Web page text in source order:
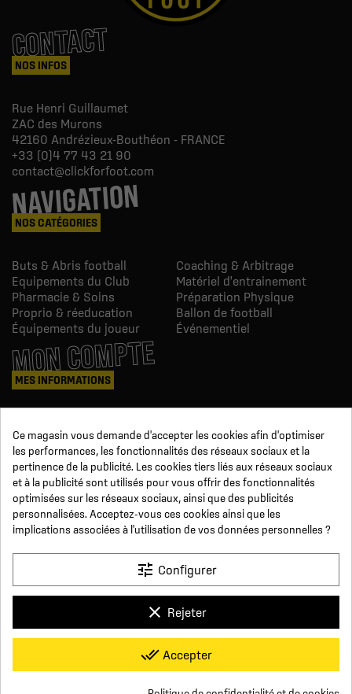
CONTACT
NOS INFOS
Rue Henri Guillaumet
ZAC des Murons
42160 Andrézieux-Bouthéon - FRANCE
+33 (0)4 77 43 21 90
contact@clickforfoot.com
NAVIGATION
NOS CATÉGORIES
Buts & Abris football
Coaching & Arbitrage
Equipements du Club
Matériel d'entrainement
Pharmacie & Soins
Préparation Physique
Proprio & réeducation
Ballon de football
Équipements du joueur
Événementiel
MON COMPTE
MES INFORMATIONS
Avoirs
Informations
Suivi de commande
Devenez revendeur
NOUS SUIVRE
SUR LES RÉSEAUX
Conditions générales de vente
Paiement sécurisé
Qui sommes-nous ?
Foire aux Questions
Mentions légales
Conditions de livraisons et de retours
Respect de la vie privée
Click For Foot x
Ce magasin vous demande d'accepter les cookies afin d'optimiser
les performances, les fonctionnalités des réseaux sociaux et la
pertinence de la publicité. Les cookies tiers liés aux réseaux sociaux
et à la publicité sont utilisés pour vous offrir des fonctionnalités
optimisées sur les réseaux sociaux, ainsi que des publicités
personnalisées. Acceptez-vous ces cookies ainsi que les
implications associées à l'utilisation de vos données personnelles ?
tune Configurer
clear Rejeter
done_all Accepter